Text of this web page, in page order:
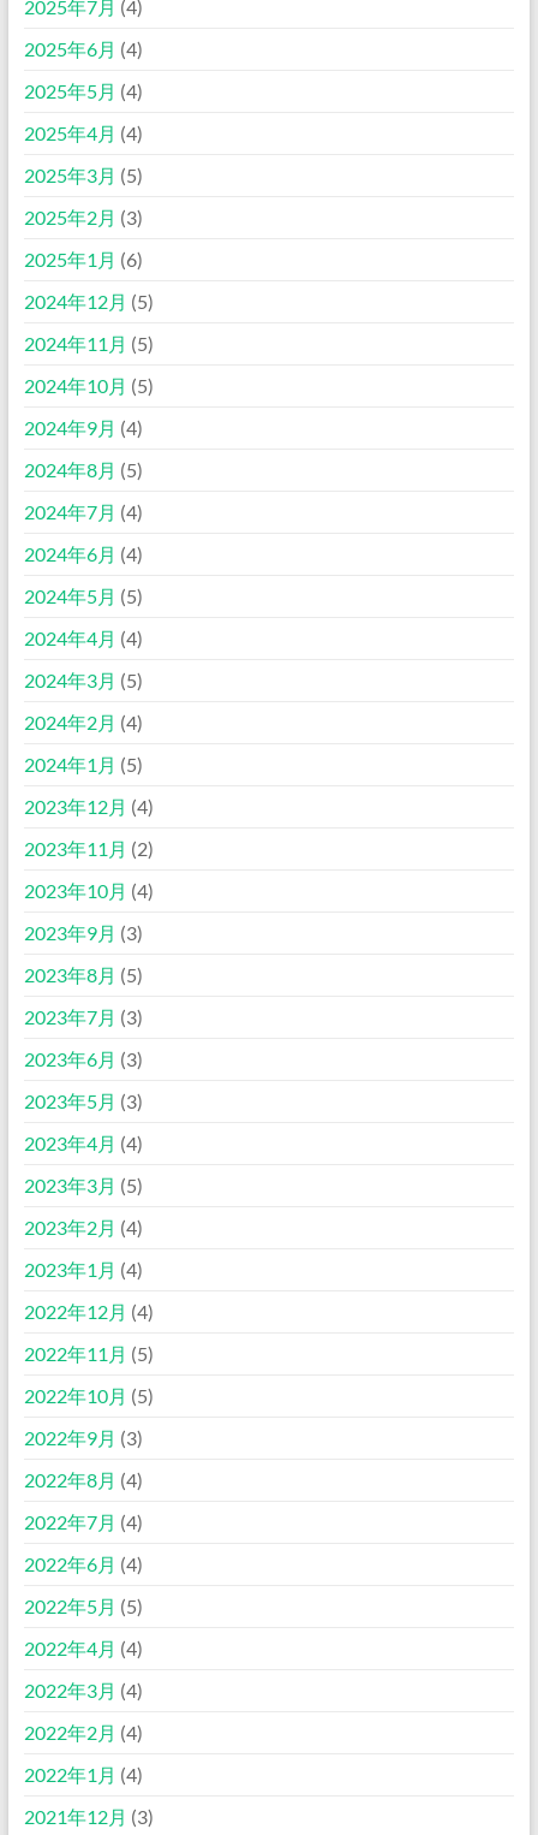
2025年7月 (4)
2025年6月 (4)
2025年5月 (4)
2025年4月 (4)
2025年3月 (5)
2025年2月 (3)
2025年1月 (6)
2024年12月 (5)
2024年11月 (5)
2024年10月 (5)
2024年9月 (4)
2024年8月 (5)
2024年7月 (4)
2024年6月 (4)
2024年5月 (5)
2024年4月 (4)
2024年3月 (5)
2024年2月 (4)
2024年1月 (5)
2023年12月 (4)
2023年11月 (2)
2023年10月 (4)
2023年9月 (3)
2023年8月 (5)
2023年7月 (3)
2023年6月 (3)
2023年5月 (3)
2023年4月 (4)
2023年3月 (5)
2023年2月 (4)
2023年1月 (4)
2022年12月 (4)
2022年11月 (5)
2022年10月 (5)
2022年9月 (3)
2022年8月 (4)
2022年7月 (4)
2022年6月 (4)
2022年5月 (5)
2022年4月 (4)
2022年3月 (4)
2022年2月 (4)
2022年1月 (4)
2021年12月 (3)